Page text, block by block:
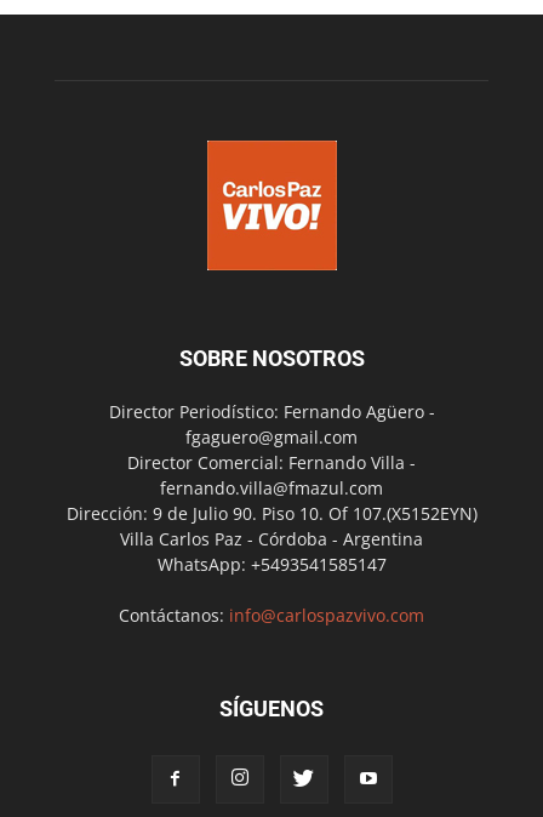
SOBRE NOSOTROS
Director Periodístico: Fernando Agüero -
fgaguero@gmail.com
Director Comercial: Fernando Villa -
fernando.villa@fmazul.com
Dirección: 9 de Julio 90. Piso 10. Of 107.(X5152EYN)
Villa Carlos Paz - Córdoba - Argentina
WhatsApp: +5493541585147
Contáctanos: info@carlospazvivo.com
SÍGUENOS